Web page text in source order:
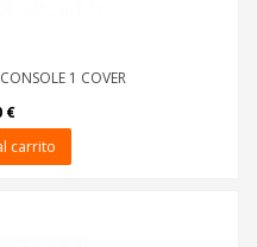
1 COVER
€
carrito